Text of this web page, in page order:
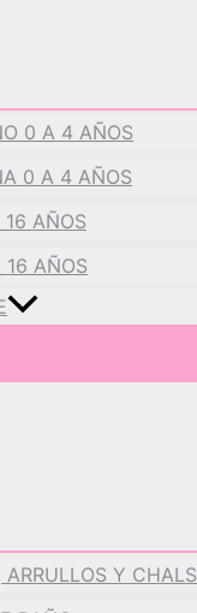
0 A 4 AÑOS
0 A 4 AÑOS
AÑOS
AÑOS
ARRULLOS Y CHALS